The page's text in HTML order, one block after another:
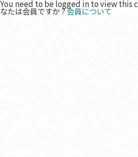
You need to be logged in to view this
なたは会員ですか ?会員について